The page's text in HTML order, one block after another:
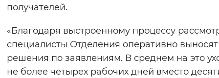
Звуковой ассистент
Воспроизвести Остановить
получателей.
«Благодаря выстроенному процессу
специалисты Отделения оперативно выносят
решения по заявлениям. В среднем на это
не более четырех рабочих дней вместо